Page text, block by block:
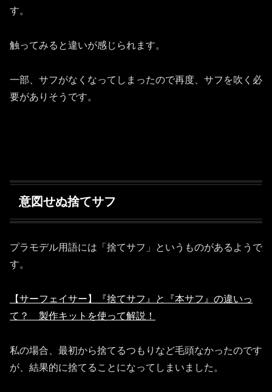
す。
触ってみると違いが感じられます。
一部、サフがなくなってしまったので再度、サフを吹く必
要がありそうです。
意図せぬ捨てサフ
プラモデル用語には「捨てサフ」というものがあるようで
す。
【サーフェイサー】『捨てサフ』と『本サフ』の違いっ
て？ 製作キットを使って解説！
私の場合、最初から捨てるつもりなど毛頭なかったのです
が、結果的に捨てることになってしまいました。